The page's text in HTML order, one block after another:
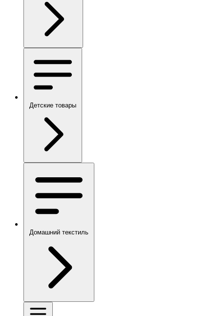
Детские товары
Домашний текстиль